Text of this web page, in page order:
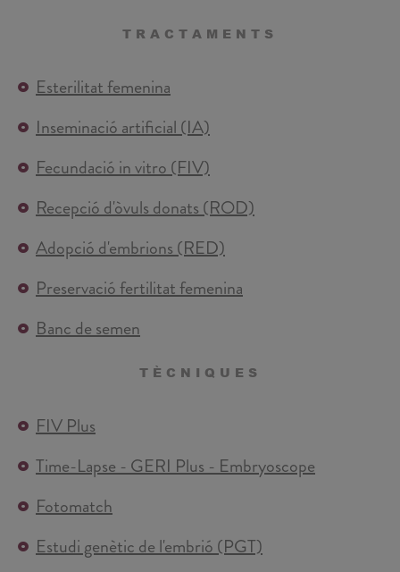
TRACTAMENTS
Esterilitat femenina
Inseminació artificial (IA)
Fecundació in vitro (FIV)
Recepció d'òvuls donats (ROD)
Adopció d'embrions (RED)
Preservació fertilitat femenina
Banc de semen
TÈCNIQUES
FIV Plus
Time-Lapse - GERI Plus - Embryoscope
Fotomatch
Estudi genètic de l'embrió (PGT)